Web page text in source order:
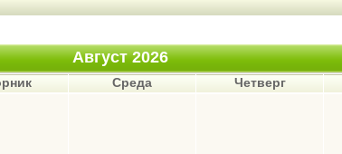
Август 2026
Среда Четверг